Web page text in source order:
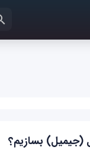
(جیمیل) بسازیم؟